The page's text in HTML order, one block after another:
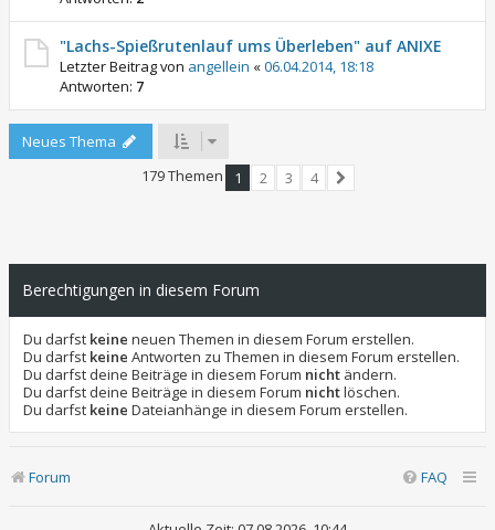
"Lachs-Spießrutenlauf ums Überleben" auf ANIXE
Letzter Beitrag von angellein «06.04.2014, 18:18
Antworten: 7
Neues Thema
179 Themen
1 2 3
4
Berechtigungen in diesem Forum
Du darfst keine neuen Themen in diesem Forum erstellen.
Du darfst keine Antworten zu Themen in diesem Forum erstellen.
Du darfst deine Beiträge in diesem Forum nicht ändern.
Du darfst deine Beiträge in diesem Forum nichtlöschen.
Du darfst keine Dateianhänge in diesem Forum erstellen.
Forum FAQ